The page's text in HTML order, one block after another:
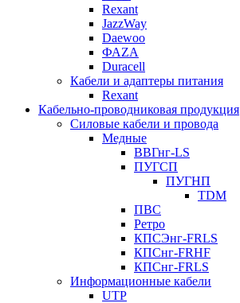
Rexant
JazzWay
Daewoo
ФАZА
Duracell
Кабели и адаптеры питания
Rexant
Кабельно-проводниковая продукция
Силовые кабели и провода
Медные
ВВГнг-LS
ПУГСП
ПУГНП
TDM
ПВС
Ретро
КПСЭнг-FRLS
КПСнг-FRHF
КПСнг-FRLS
Информационные кабели
UTP